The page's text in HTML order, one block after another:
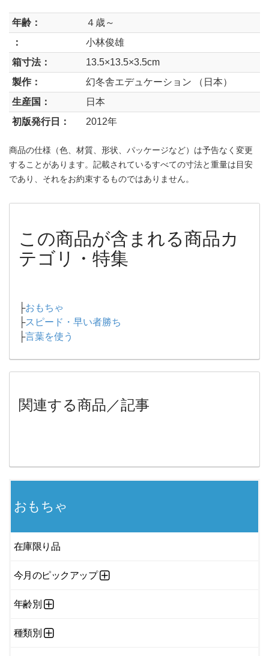
年齢：
４歳～
：
小林俊雄
箱寸法：
13.5×13.5×3.5cm
製作：
幻冬舎エデュケーション （日本）
生産国：
日本
初版発行日：
2012年
商品の仕様（色、材質、形状、パッケージなど）は予告なく変更
することがあります。記載されているすべての寸法と重量は目安
であり、それをお約束するものではありません。
この商品が含まれる商品カ
テゴリ・特集
├おもちゃ
├スピード・早い者勝ち
├言葉を使う
関連する商品／記事
おもちゃ
在庫限り品
今月のピックアップ
年齢別
種類別